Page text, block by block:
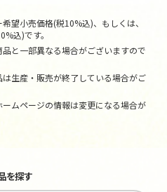
望小売価格(税10%込)、もしくは、
込)です。
と一部異なる場合がございますので
生産・販売が終了している場合がご
ムページの情報は変更になる場合が
を探す